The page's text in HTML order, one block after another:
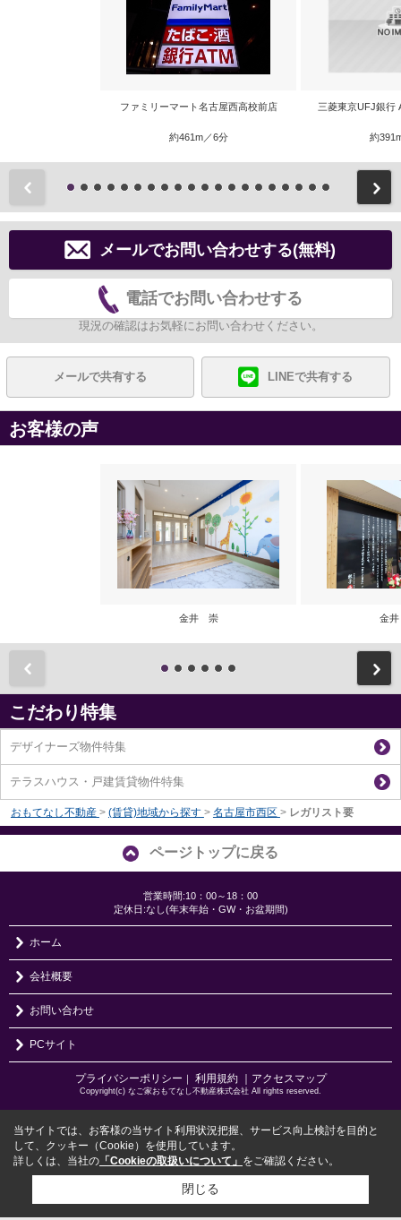
ファミリーマート名古屋西高校前店
約461m／6分
三菱東京UFJ銀行
約
メールでお問い合わせする(無料)
電話でお問い合わせする
現況の確認はお気軽にお問い合わせください。
メールで共有する LINEで共有する
お客様の声
金井 崇 金
こだわり特集
デザイナーズ物件特集
テラスハウス・戸建賃貸物件特集
おもてなし不動産 > (賃貸)地域から探す > 名古屋市西区 > レガリスト要
ページトップに戻る
営業時間:10：00～18：00
定休日:なし(年末年始・GW・お盆期間)
ホーム
会社概要
お問い合わせ
PCサイト
プライバシーポリシー 利用規約 ｜アクセスマップ
Copyright(c) なご家おもてなし不動産株式会社 All rights reserved.
当サイトでは、お客様の当サイト利用状況把握、サービス向上検討を目的と
して、クッキー（Cookie）を使用しています。
詳しくは、当社の 「Cookieの取扱いについて」 をご確認ください。
閉じる